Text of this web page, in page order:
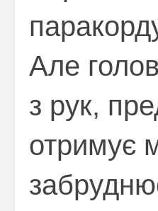
Але
з рук,
отримує